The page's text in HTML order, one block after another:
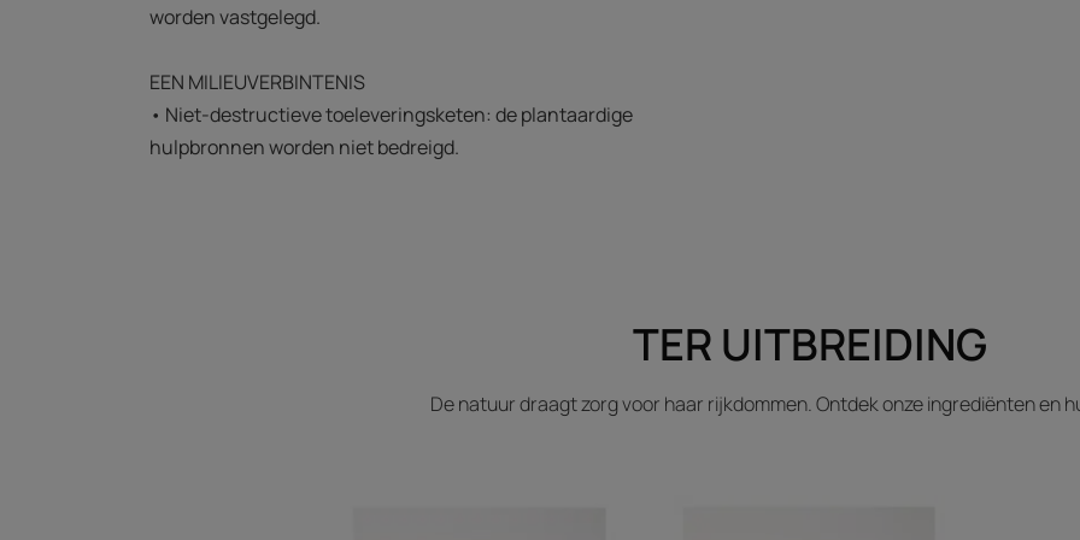
worden vastgelegd.
EEN MILIEUVERBINTENIS
• Niet-destructieve toeleveringsketen: de plantaardige
hulpbronnen worden niet bedreigd.
TER UITBREIDING
De natuur draagt zorg voor haar rijkdommen. Ontdek onze ingrediënten en